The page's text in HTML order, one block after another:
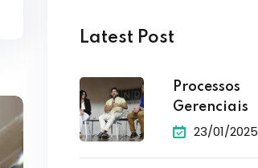
Latest Post
Processos
Gerenciais
23/01/2025